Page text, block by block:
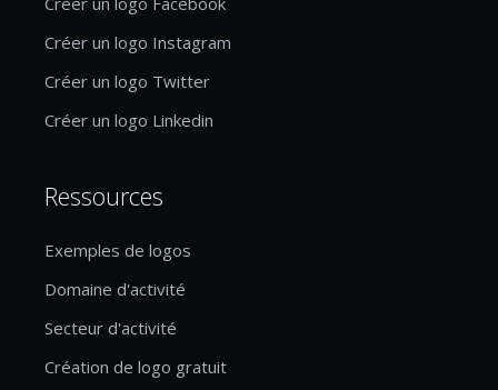
Créer un logo Instagram
Créer un logo Twitter
Créer un logo Linkedin
Ressources
Exemples de logos
Domaine d'activité
Secteur d'activité
Création de logo gratuit